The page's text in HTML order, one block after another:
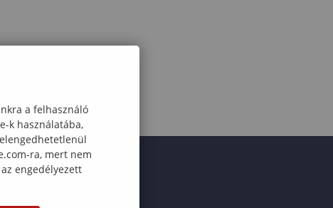
a felhasználó
k használatába,
ra, mert nem
engedélyezett